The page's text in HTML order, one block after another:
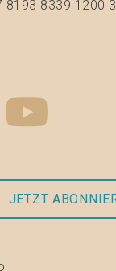
8193 8339 1200 3